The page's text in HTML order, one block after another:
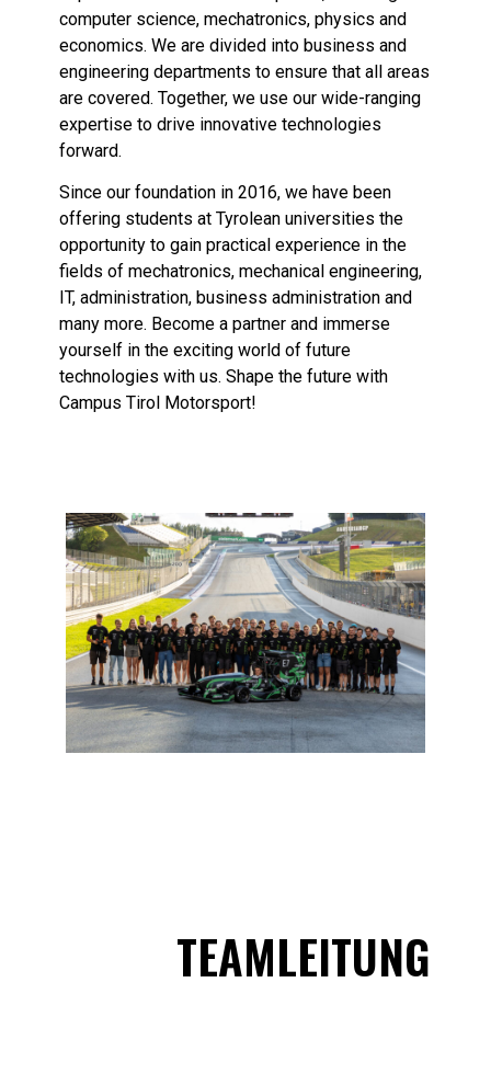
computer science, mechatronics, physics and
economics. We are divided into business and
engineering departments to ensure that all areas
are covered. Together, we use our wide-ranging
expertise to drive innovative technologies
forward.
Since our foundation in 2016, we have been
offering students at Tyrolean universities the
opportunity to gain practical experience in the
fields of mechatronics, mechanical engineering,
IT, administration, business administration and
many more. Become a partner and immerse
yourself in the exciting world of future
technologies with us. Shape the future with
Campus Tirol Motorsport!
TEAMLEITUNG